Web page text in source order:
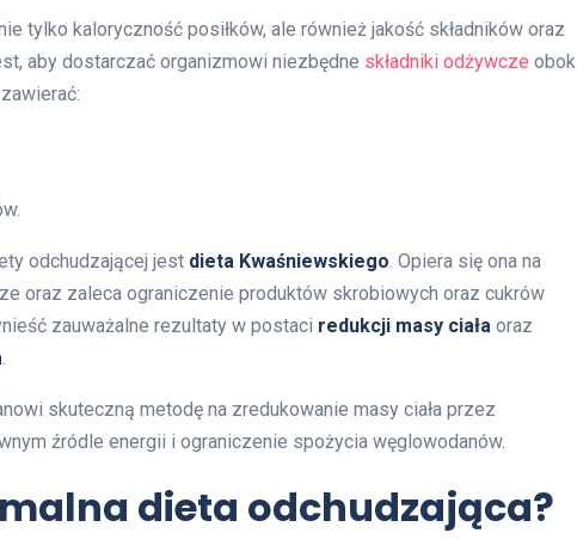
tylko kaloryczność posiłków, ale również jakość składników oraz
aby dostarczać organizmowi niezbędne składniki odżywcze obok
odchudzającej jest dieta Kwaśniewskiego . Opiera się ona na
oraz zaleca ograniczenie produktów skrobiowych oraz cukrów
zauważalne rezultaty w postaci redukcji masy ciała oraz
skuteczną metodę na zredukowanie masy ciała przez
źródle energii i ograniczenie spożycia węglowodanów.
dieta odchudzająca?